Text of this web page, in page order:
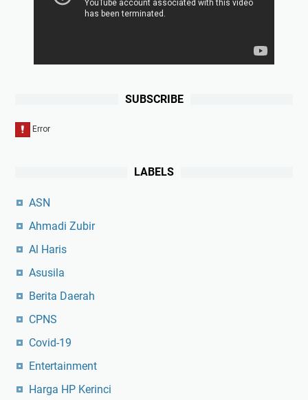
SUBSCRIBE
LABELS
ASN
Ahmadi Zubir
Al Haris
Asusila
Berita Daerah
CPNS
Covid-19
Entertainment
Harga HP Kerinci